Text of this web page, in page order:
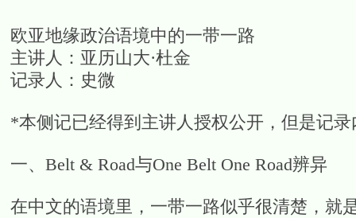
欧亚地缘政治语境中的一带一路
主讲人：亚历山大·杜金
记录人：史微
*本侧记已经得到主讲人授权公开，但是记
一、Belt & Road与One Belt One Road辨异
在中文的语境里，一带一路似乎很清楚，就